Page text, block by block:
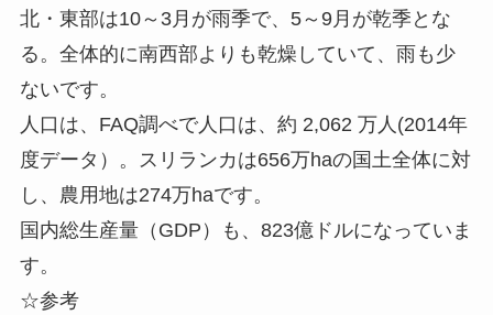
北・東部は10～3月が雨季で、5～9月が乾季とな
る。全体的に南西部よりも乾燥していて、雨も少
ないです。
人口は、FAQ調べで人口は、約 2,062 万人(2014年
度データ）。スリランカは656万haの国土全体に対
し、農用地は274万haです。
国内総生産量（GDP）も、823億ドルになっていま
す。
☆参考